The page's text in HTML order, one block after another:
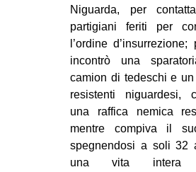
EUROPA
MEDIO ORIENTE
MONDO
EVENTI
Fb
Niguarda, per
partigiani feriti per
l’ordine
incontrò una
camion di tedeschi e
resistenti niguardesi,
una raffica nemica
mentre compiva il
spegnendosi a soli 32
una vita intera